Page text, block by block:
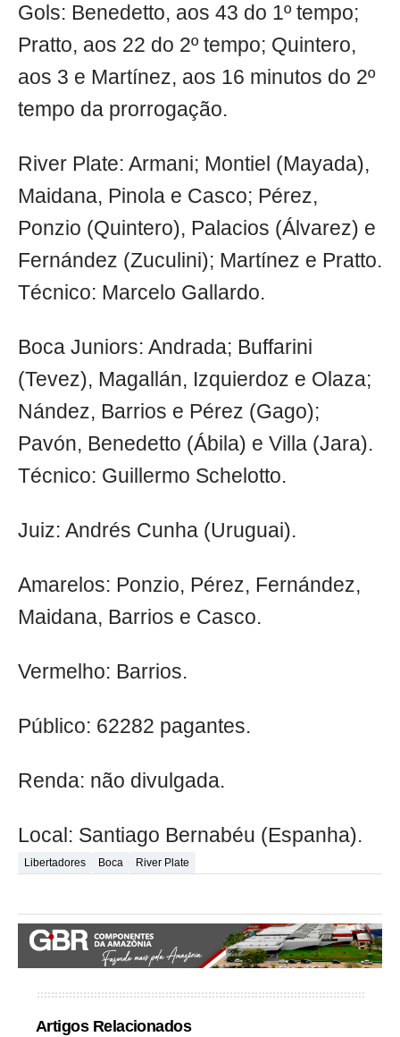
Gols: Benedetto, aos 43 do 1º tempo;
Pratto, aos 22 do 2º tempo; Quintero,
aos 3 e Martínez, aos 16 minutos do 2º
tempo da prorrogação.
River Plate: Armani; Montiel (Mayada),
Maidana, Pinola e Casco; Pérez,
Ponzio (Quintero), Palacios (Álvarez) e
Fernández (Zuculini); Martínez e Pratto.
Técnico: Marcelo Gallardo.
Boca Juniors: Andrada; Buffarini
(Tevez), Magallán, Izquierdoz e Olaza;
Nández, Barrios e Pérez (Gago);
Pavón, Benedetto (Ábila) e Villa (Jara).
Técnico: Guillermo Schelotto.
Juiz: Andrés Cunha (Uruguai).
Amarelos: Ponzio, Pérez, Fernández,
Maidana, Barrios e Casco.
Vermelho: Barrios.
Público: 62282 pagantes.
Renda: não divulgada.
Local: Santiago Bernabéu (Espanha).
Libertadores Boca River Plate
Artigos Relacionados